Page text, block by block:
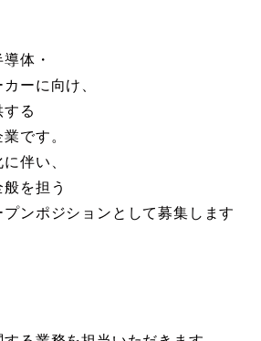
体・
ーに向け、
る
です。
伴い、
を担う
ンポジションとして募集します